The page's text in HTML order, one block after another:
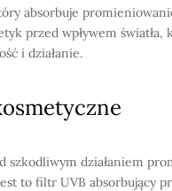
absorbuje
przed wpływem światła,
i działanie.
szkodliwym działaniem
to filtr UVB absorbujący